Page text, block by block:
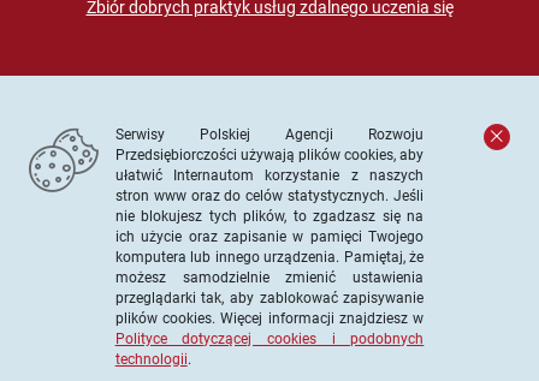
Zbiór dobrych praktyk usług zdalnego uczenia się
© PARP. Wszelkie prawa zastrzeżone
Projekt współfinansowany ze środków Unii Europejskiej w
ramach Europejskiego Funduszu Społecznego
Serwisy Polskiej Agencji Rozwoju
Przedsiębiorczości używają plików cookies, aby
ułatwić Internautom korzystanie z naszych
stron www oraz do celów statystycznych. Jeśli
nie blokujesz tych plików, to zgadzasz się na
ich użycie oraz zapisanie w pamięci Twojego
komputera lub innego urządzenia. Pamiętaj, że
możesz samodzielnie zmienić ustawienia
przeglądarki tak, aby zablokować zapisywanie
plików cookies. Więcej informacji znajdziesz w
Polityce dotyczącej cookies i podobnych
technologii.